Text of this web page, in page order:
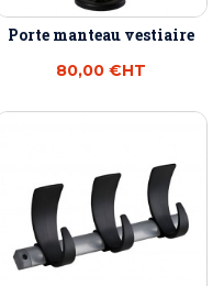
Porte manteau vestiaire
80,00 €HT